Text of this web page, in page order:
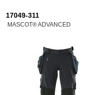
17049-311
MASCOT® ADVANCED